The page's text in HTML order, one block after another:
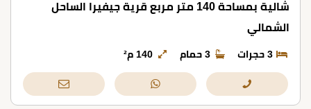
شالية بمساحة 140 متر مربع قرية جيفيرا الساحل
الشمالي
3 حجرات 3 حمام 140 م²